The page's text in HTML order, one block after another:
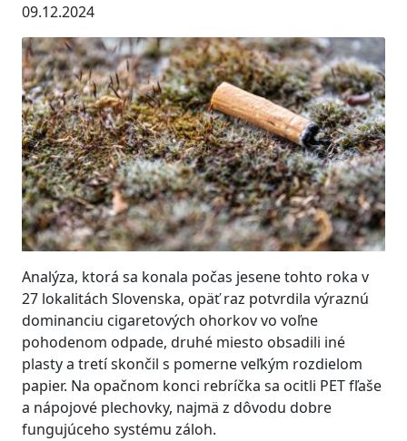
09.12.2024
Analýza, ktorá sa konala počas jesene tohto roka v
27 lokalitách Slovenska, opäť raz potvrdila výraznú
dominanciu cigaretových ohorkov vo voľne
pohodenom odpade, druhé miesto obsadili iné
plasty a tretí skončil s pomerne veľkým rozdielom
papier. Na opačnom konci rebríčka sa ocitli PET fľaše
a nápojové plechovky, najmä z dôvodu dobre
fungujúceho systému záloh.